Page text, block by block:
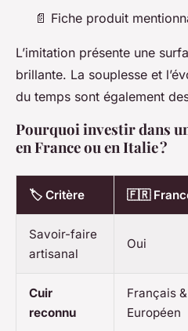
📄 Fiche produit
L’imitation présente une
brillante. La souplesse et
du temps sont également
Pourquoi investir dans
en France ou en Italie ?
🏷️ Critère 🇫🇷
Savoir-faire
artisanal
Oui
Cuir
reconnu
Français &
Européen